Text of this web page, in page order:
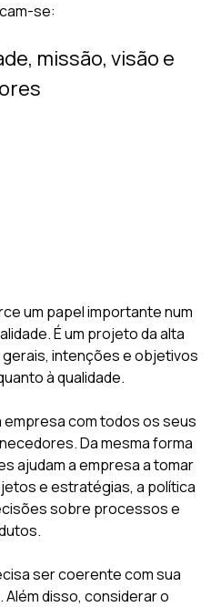
se:
missão, visão e
um papel importante num
É um projeto da alta
intenções e objetivos
à qualidade.
empresa com todos os seus
Da mesma forma
ajudam a empresa a tomar
e estratégias, a política
sobre processos e
ser coerente com sua
disso, considerar o